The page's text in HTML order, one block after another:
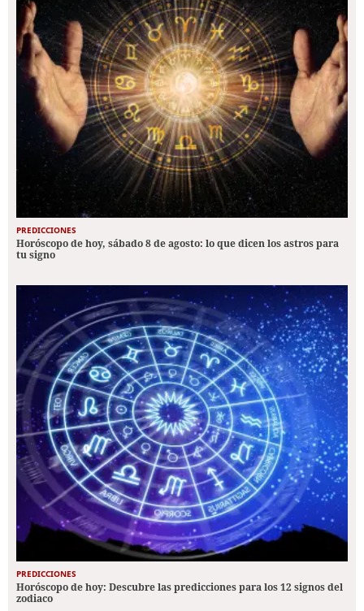
PREDICCIONES
Horóscopo de hoy, sábado 8 de agosto: lo que dicen los astros para
tu signo
PREDICCIONES
Horóscopo de hoy: Descubre las predicciones para los 12 signos del
zodiaco